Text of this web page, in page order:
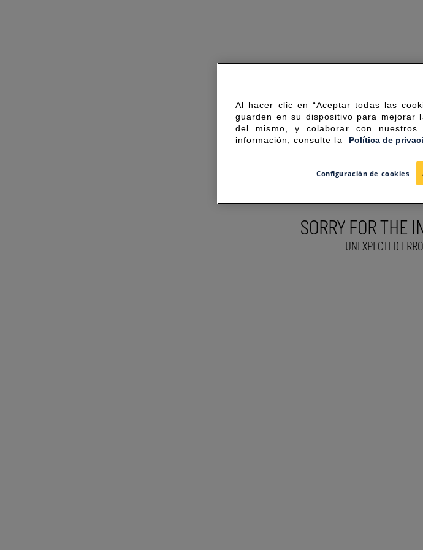
SORRY FOR THE
UNEXPECTED
Al hacer clic en “Aceptar todas las
guarden en su dispositivo para mejorar
del mismo, y colaborar con
información, consulte la
Política de
Configuración de cookies